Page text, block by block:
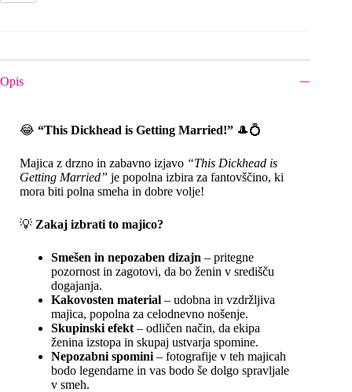
Opis
😂 “This Dickhead is Getting Married!” 🎩💍
Majica z drzno in zabavno izjavo “This Dickhead is
Getting Married” je popolna izbira za fantovščino, ki
mora biti polna smeha in dobre volje!
💡 Zakaj izbrati to majico?
Smešen in nepozaben dizajn – pritegne
pozornost in zagotovi, da bo ženin v središču
dogajanja.
Kakovosten material – udobna in vzdržljiva
majica, popolna za celodnevno nošenje.
Skupinski efekt – odličen način, da ekipa
ženina izstopa in skupaj ustvarja spomine.
Nepozabni spomini – fotografije v teh majicah
bodo legendarne in vas bodo še dolgo spravljale
v smeh.